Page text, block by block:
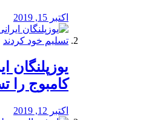
اکتبر 15, 2019
یوزپلنگان
کامبوج را
اکتبر 12, 2019